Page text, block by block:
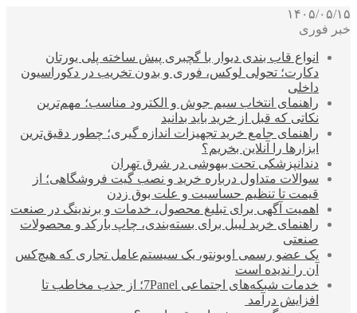
۱۴۰۵/۰۵/۱۵
خبر فوری
انواع قاب بندی دیوار با گچبری پیش ساخته پلی یورتان
دکارت؛ تحولی لوکس، فوری و بدون تخریب در دکوراسیون
داخلی
راهنمای انتخاب سیم جوش و الکترود مناسب؛ مهم‌ترین
نکاتی که قبل از خرید باید بدانید
راهنمای جامع خرید تجهیزات اندازه گیری؛ چطور دقیق‌ترین
ابزارها را آنلاین بخریم؟
دندانپزشکی تحت بیهوشی در شرق تهران
سوالات متداول درباره خرید و نصب گیت فروشگاهی؛ از
قیمت تا تنظیم حساسیت و علت بوق زدن
اهمیت آگهی برای تبلیغ محصول، خدمات و برندینگ در صنعت
راهنمای خرید لیبل برای بسته‌بندی، چاپ بارکد و محصولات
صنعتی
یک عضو رسمی اوبونتو، یک سیستم‌عامل تجاری که هیچ‌کس
آن را ندیده است
خدمات شبکه‌های اجتماعی 7Panel؛ از جذب مخاطب تا
افزایش درآمد